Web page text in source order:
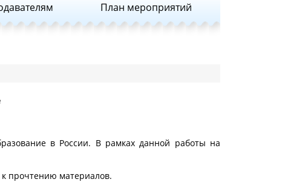
План мероприятий
в России. В рамках данной работы на
прочтению материалов.